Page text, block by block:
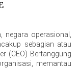
negara operasional,
sebagian atau
(CEO) Bertanggung
memantau